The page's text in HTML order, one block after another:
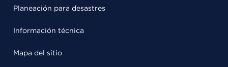
Planeación para desastres
Información técnica
Mapa del sitio